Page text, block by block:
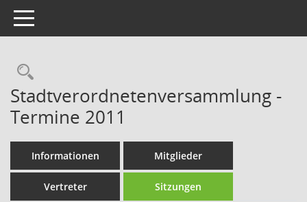
Toggle navigation
Rechercheauswahl
Stadtverordnetenversammlung -
Termine 2011
Informationen Mitglieder
Vertreter Sitzungen